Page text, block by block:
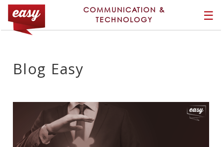
COMMUNICATION &
TECHNOLOGY
☰
Blog Easy